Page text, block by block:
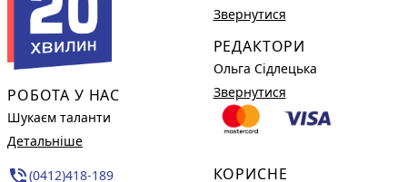
РОБОТА У НАС
Шукаєм таланти
Детальніше
phone_in_talk(0412)418-189
Звернутися
РЕДАКТОРИ
Ольга Сідлецька
Звернутися
КОРИСНЕ